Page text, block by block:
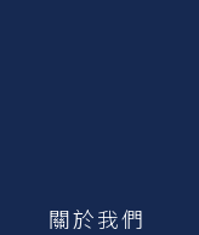
關於我們